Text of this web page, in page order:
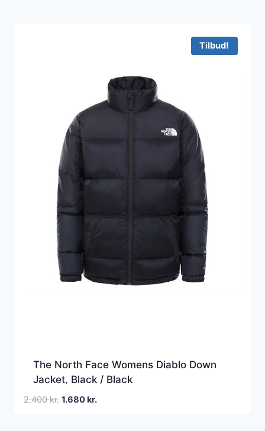
Tilbud!
The North Face Womens Diablo Down
Jacket, Black / Black
2.400kr. Den
1.680kr.Den